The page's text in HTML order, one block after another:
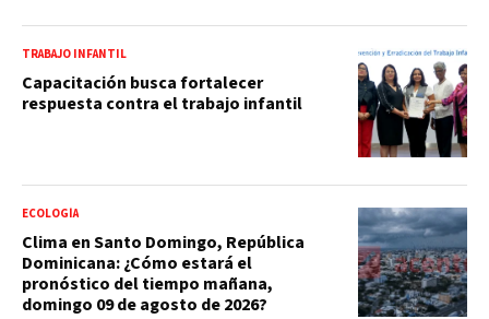
TRABAJO INFANTIL
Capacitación busca fortalecer
respuesta contra el trabajo infantil
ECOLOGÍA
Clima en Santo Domingo, República
Dominicana: ¿Cómo estará el
pronóstico del tiempo mañana,
domingo 09 de agosto de 2026?